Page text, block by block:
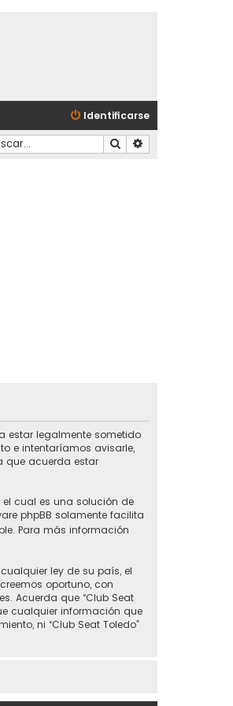
Identificarse
Buscar
estar legalmente sometido
e intentaríamos avisarle,
que acuerda estar
el cual es una solución de
phpBB solamente facilita
Para más información
ley de su país, el
oportuno, con
Acuerda que “Club Seat
cualquier información que
ni “Club Seat Toledo”